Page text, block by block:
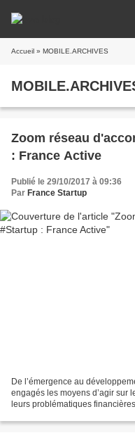
Accueil » MOBILE.ARCHIVES
Zoom réseau
: France Active
Publié le 29/10/2017 à 09:36
Par France Startup
De l’émergence au
engagés les moyens d’agir sur
leurs problématiques